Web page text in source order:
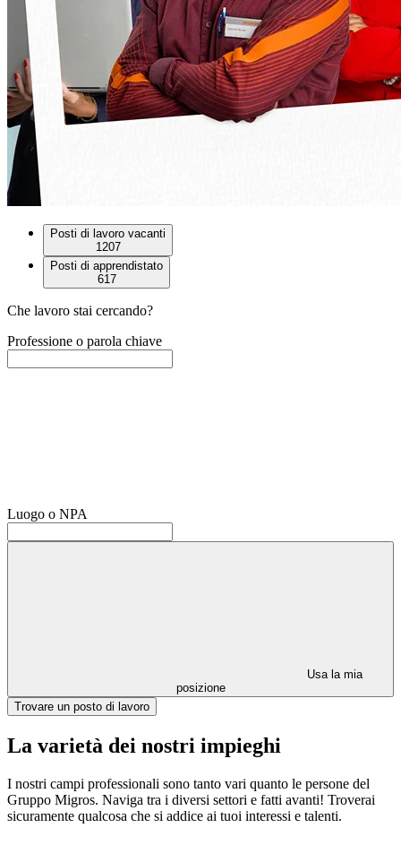
Posti di lavoro vacanti
1207
Posti di apprendistato
617
Che lavoro stai cercando?
Professione o parola chiave
Luogo o NPA
Usa la mia
posizione
Trovare un posto di lavoro
La varietà dei nostri impieghi
I nostri campi professionali sono tanto vari quanto le persone del
Gruppo Migros. Naviga tra i diversi settori e fatti avanti! Troverai
sicuramente qualcosa che si addice ai tuoi interessi e talenti.